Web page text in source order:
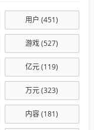
用户 (451)
游戏(527)
亿元(119)
万元(323)
内容(181)